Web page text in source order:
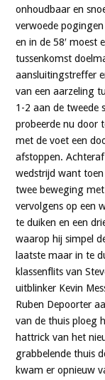
onhoudbaar en
verwoede
en in de 58′ moest
tussenkomst
aansluitingstreffer
van een aarzeling
1-2 aan de tweede
probeerde nu door
met de voet een
afstoppen.
wedstrijd want toen
twee beweging
vervolgens op een
te duiken en een
waarop hij simpel
laatste maar in te
klassenflits van
uitblinker Kevin
Ruben Depoorter
van de thuis ploeg
hattrick van het
grabbelende thuis
kwam er opnieuw